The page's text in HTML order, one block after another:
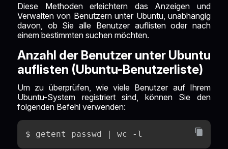
Diese Methoden erleichtern das Anzeigen und
Verwalten von Benutzern unter Ubuntu, unabhängig
davon, ob Sie alle Benutzer auflisten oder nach
einem bestimmten suchen möchten.
Anzahl der Benutzer unter Ubuntu
auflisten (Ubuntu-Benutzerliste)
Um zu überprüfen, wie viele Benutzer auf Ihrem
Ubuntu-System registriert sind, können Sie den
folgenden Befehl verwenden:
$ getent passwd | wc -l